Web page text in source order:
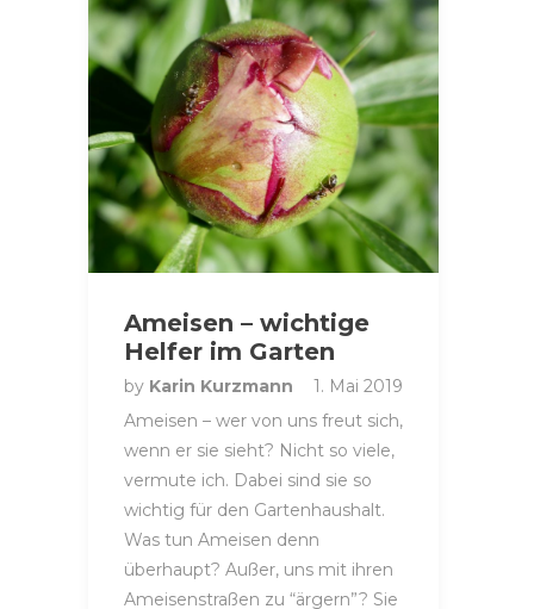
Ameisen – wichtige
Helfer im Garten
by Karin Kurzmann
1. Mai 2019
Ameisen – wer von uns freut sich,
wenn er sie sieht? Nicht so viele,
vermute ich. Dabei sind sie so
wichtig für den Gartenhaushalt.
Was tun Ameisen denn
überhaupt? Außer, uns mit ihren
Ameisenstraßen zu “ärgern”? Sie